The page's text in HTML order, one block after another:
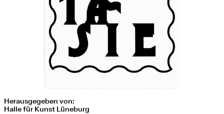
Herausgegeben von:
Halle für Kunst Lüneburg